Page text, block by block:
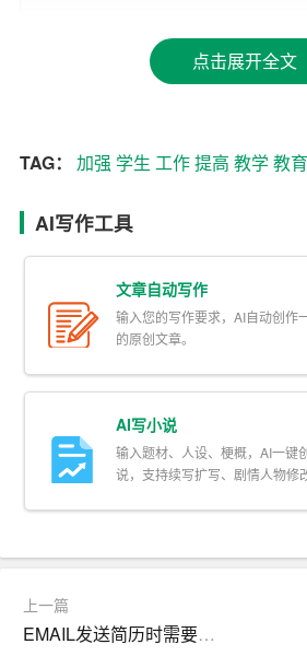
（2）注重启发式教学，引导学生主
（3）关注学生个体差异，实施分层
2. 班级管理工作
（1）加强对学生的思想政治教育，
（2）加强班级纪律建设，严格执行
生的自律意识。
3. 自身专业发展
点击展开全文
TAG： 加强 学生 工作提高 教学教育
AI写作工具
文章自动写作
输入您的写作要求，AI自动创作
的原创文章。
AI写小说
输入题材、人设、梗概，AI一键
说，支持续写扩写、剧情人物修
上一篇
EMAIL发送简历时需要注意的事项_网申技巧